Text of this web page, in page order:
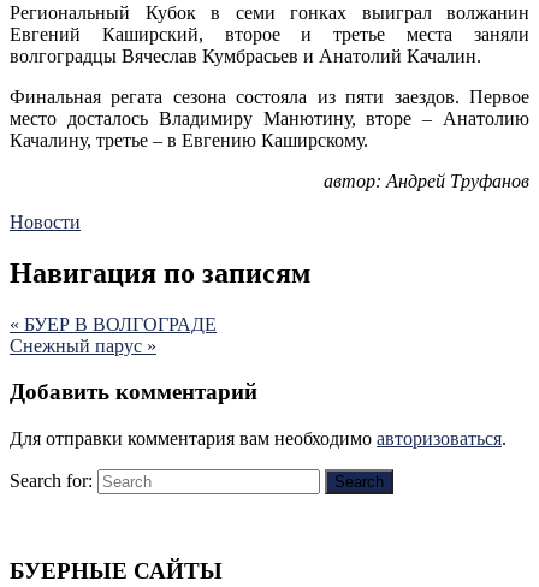
Региональный Кубок в семи гонках выиграл волжанин
Евгений Каширский, второе и третье места заняли
волгоградцы Вячеслав Кумбрасьев и Анатолий Качалин.
Финальная регата сезона состояла из пяти заездов. Первое
место досталось Владимиру Манютину, вторе – Анатолию
Качалину, третье – в Евгению Каширскому.
автор: Андрей Труфанов
Новости
Навигация по записям
« БУЕР В ВОЛГОГРАДЕ
Снежный парус »
Добавить комментарий
Для отправки комментария вам необходимо авторизоваться.
Search for: Search
БУЕРНЫЕ САЙТЫ